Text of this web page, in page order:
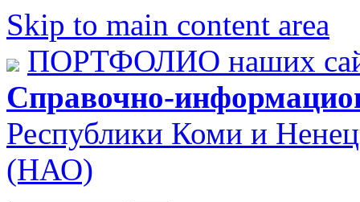
Skip to main content area
ПОРТФОЛИО наших
Справочно-
Республики Коми и
(НАО)